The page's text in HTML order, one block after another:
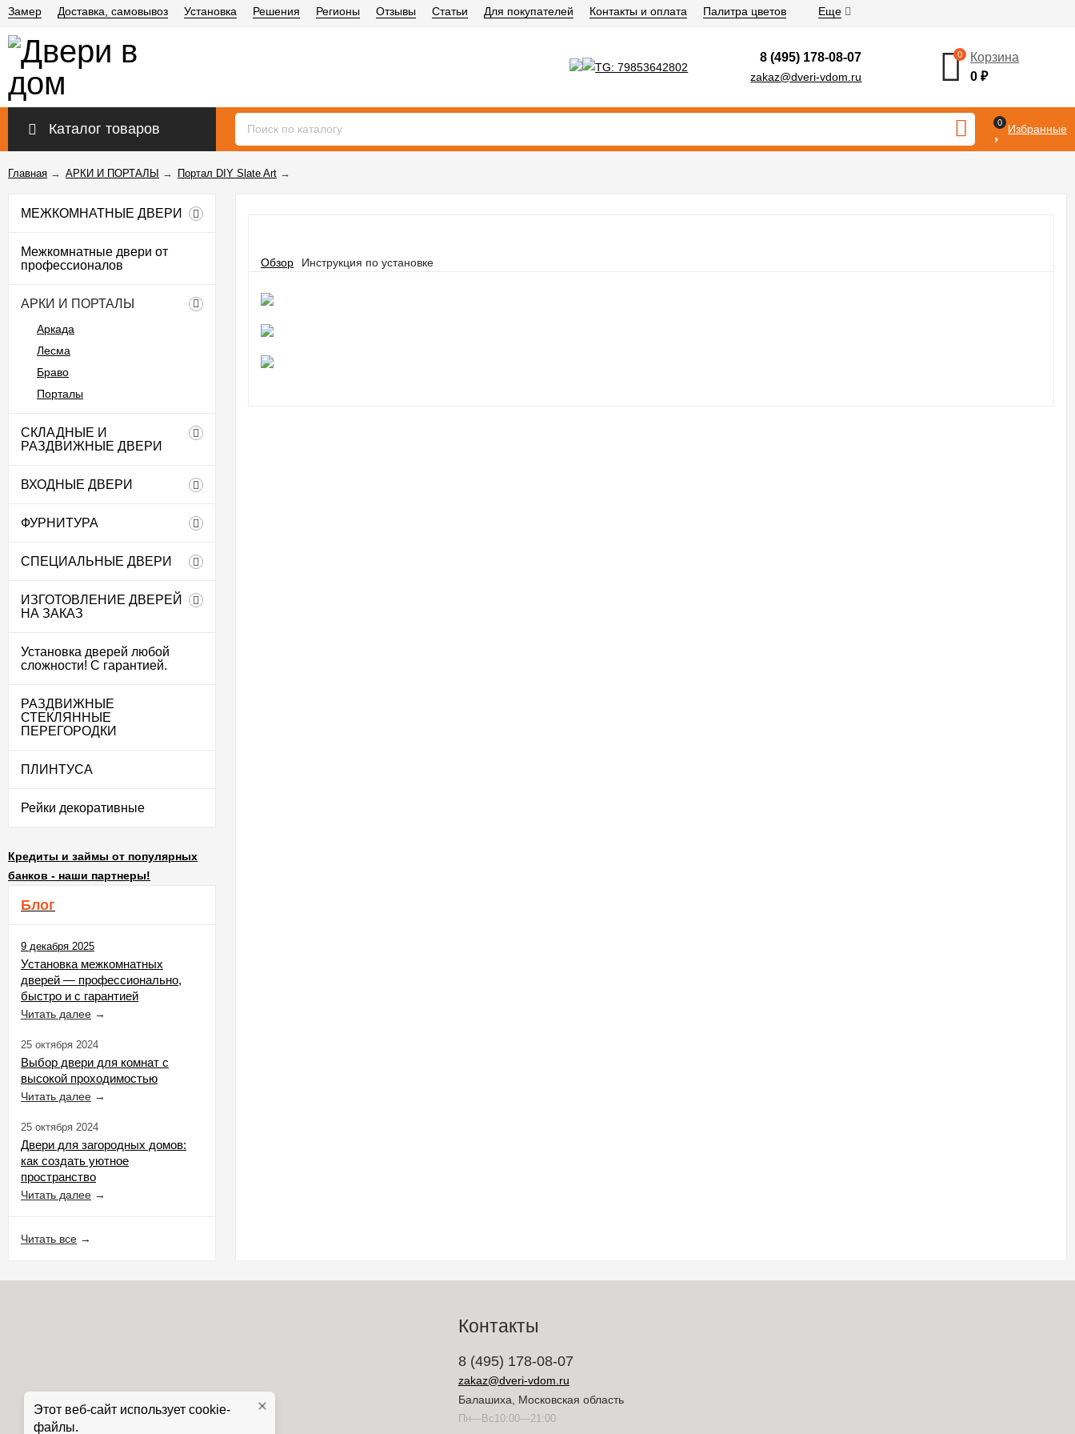
Замер Доставка, самовывоз Установка Решения Регионы Отзывы Статьи Для покупателей Контакты и оплата Палитра цветов Еще
8 (495) 178-08-07
zakaz@dveri-vdom.ru
0
Корзина
0₽
Каталог товаров 0 Избранные
Главная → АРКИ И ПОРТАЛЫ → Портал DIY Slate Art →
МЕЖКОМНАТНЫЕ ДВЕРИ
Межкомнатные двери от
профессионалов
АРКИ И ПОРТАЛЫ
Аркада
Лесма
Браво
Порталы
СКЛАДНЫЕ И
РАЗДВИЖНЫЕ ДВЕРИ
ВХОДНЫЕ ДВЕРИ
ФУРНИТУРА
СПЕЦИАЛЬНЫЕ ДВЕРИ
ИЗГОТОВЛЕНИЕ ДВЕРЕЙ
НА ЗАКАЗ
Установка дверей любой
сложности! С гарантией.
РАЗДВИЖНЫЕ
СТЕКЛЯННЫЕ
ПЕРЕГОРОДКИ
ПЛИНТУСА
Рейки декоративные
Кредиты и займы от популярных
банков - наши партнеры!
Блог
9 декабря 2025
Установка межкомнатных
дверей — профессионально,
быстро и с гарантией
Читать далее →
25 октября 2024
Выбор двери для комнат с
высокой проходимостью
Читать далее →
25 октября 2024
Двери для загородных домов:
как создать уютное
пространство
Читать далее →
Читать все →
Обзор Инструкция по установке
Контакты
8 (495) 178-08-07
zakaz@dveri-vdom.ru
Балашиха, Московская область
Пн—Вс10:00—21:00
Этот веб-сайт использует cookie-
файлы.